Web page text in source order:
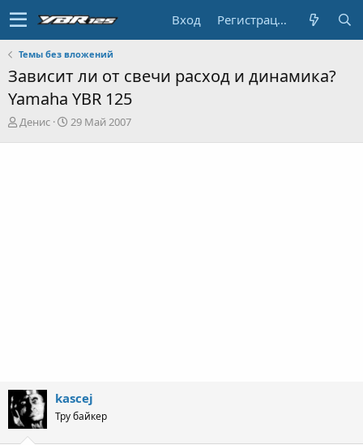
Вход Регистрация
Темы без вложений
Зависит ли от свечи расход и динамика?
Yamaha YBR 125
А
Денис
Д
29 Май 2007
kascej
Тру байкер